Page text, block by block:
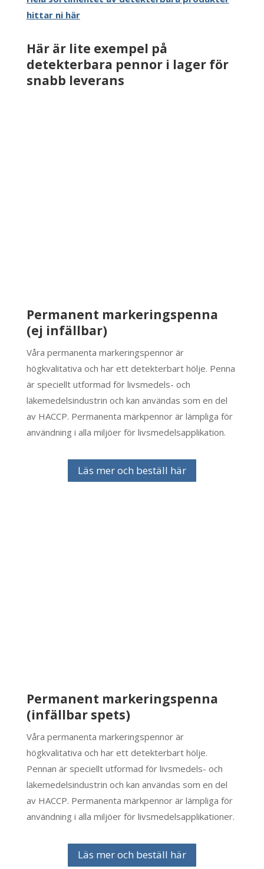
hittar ni här
Här är lite exempel på
detekterbara pennor i lager för
snabb leverans
Permanent markeringspenna
(ej infällbar)
Våra permanenta markeringspennor är
högkvalitativa och har ett detekterbart hölje. Penna
är speciellt utformad för livsmedels- och
läkemedelsindustrin och kan användas som en del
av HACCP. Permanenta märkpennor är lämpliga för
användning i alla miljöer för livsmedelsapplikation.
Läs mer och beställ här
Permanent markeringspenna
(infällbar spets)
Våra permanenta markeringspennor är
högkvalitativa och har ett detekterbart hölje.
Pennan är speciellt utformad för livsmedels- och
läkemedelsindustrin och kan användas som en del
av HACCP. Permanenta märkpennor är lämpliga för
användning i alla miljöer för livsmedelsapplikationer.
Läs mer och beställ här